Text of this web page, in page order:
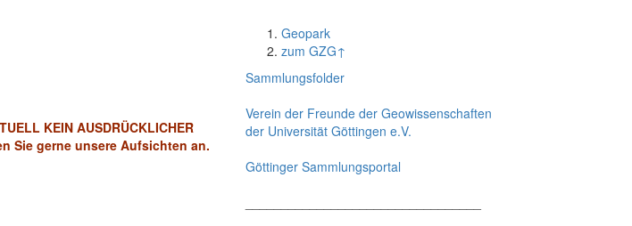
KEIN AUSDRÜCKLICHER
Sie gerne unsere Aufsichten an.
Geopark
zum GZG↑
Sammlungsfolder
Verein der Freunde der Geowissenschaften
der Universität Göttingen e.V.
Göttinger Sammlungsportal